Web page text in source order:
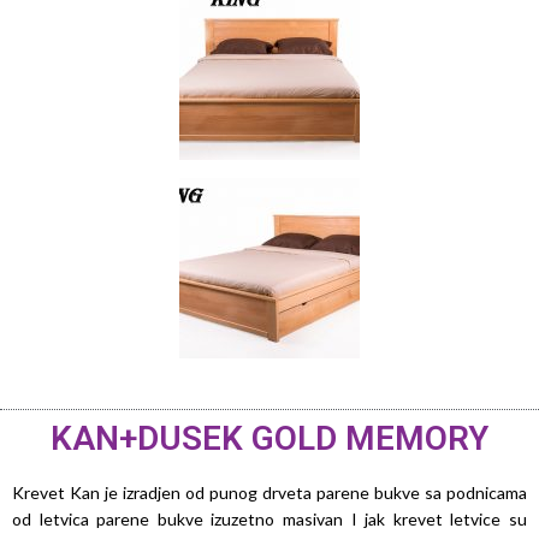
KAN+DUSEK GOLD MEMORY
Krevet Kan je izradjen od punog drveta parene bukve sa podnicama
od letvica parene bukve izuzetno masivan I jak krevet letvice su